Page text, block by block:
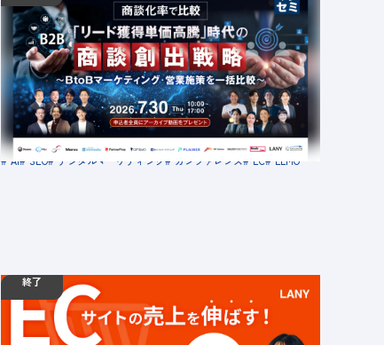
【BtoB向けカンファレンス】商談化率で比較「リ
ード獲得単価高騰」時代の商談創出戦略 ～BtoB
マーケティング・営業施策を一括比較～
定員数：1000名
金額：無料
場所：オンライン
AI SEO デジタルマーケティング カンファレンス EC LLMO
終了
ウェビナー
【特典付/無料ウェビナー】ECサイトの売上を伸
ばす！LLMO(AI検索対策)8施策を徹底解説